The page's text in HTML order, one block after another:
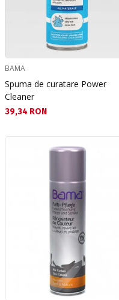
BAMA
Spuma de curatare Power
Cleaner
Текуща цена:
39,34 RON